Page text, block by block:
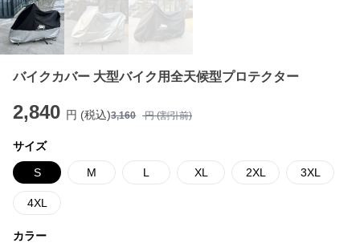
バイクカバー 大型バイク用全天候型プロテクター
2,840 円 (税込)3,160 円 (割引前)
サイズ
S M L XL 2XL 3XL
4XL
カラー